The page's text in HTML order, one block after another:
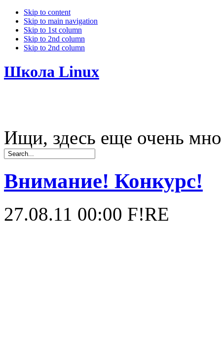
Skip to content
Skip to main navigation
Skip to 1st column
Skip to 2nd column
Skip to 2nd column
Школа Linux
Ищи, здесь еще очень
Внимание! Конкурс!
27.08.11 00:00 F!RE